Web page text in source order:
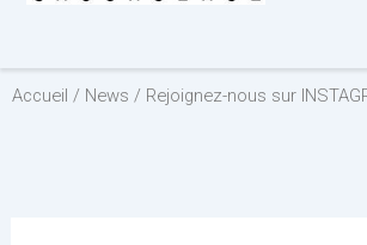
Accueil / News / Rejoignez-nous sur